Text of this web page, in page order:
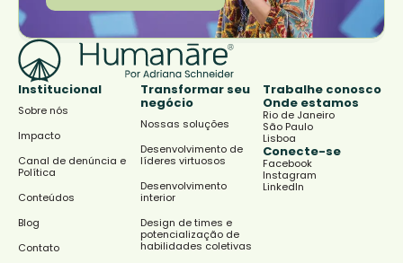
Institucional
Sobre nós
Impacto
Canal de denúncia e
Política
Conteúdos
Blog
Contato
Transformar seu
negócio
Nossas soluções
Desenvolvimento de
líderes virtuosos
Desenvolvimento
interior
Design de times e
potencialização de
habilidades coletivas
Trabalhe conosco
Onde estamos
Rio de Janeiro
São Paulo
Lisboa
Conecte-se
Facebook
Instagram
LinkedIn